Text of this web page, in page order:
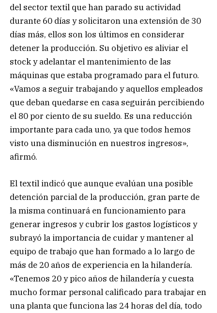
del sector textil que han parado su actividad
durante 60 días y solicitaron una extensión de 30
días más, ellos son los últimos en considerar
detener la producción. Su objetivo es aliviar el
stock y adelantar el mantenimiento de las
máquinas que estaba programado para el futuro.
«Vamos a seguir trabajando y aquellos empleados
que deban quedarse en casa seguirán percibiendo
el 80 por ciento de su sueldo. Es una reducción
importante para cada uno, ya que todos hemos
visto una disminución en nuestros ingresos»,
afirmó.
El textil indicó que aunque evalúan una posible
detención parcial de la producción, gran parte de
la misma continuará en funcionamiento para
generar ingresos y cubrir los gastos logísticos y
subrayó la importancia de cuidar y mantener al
equipo de trabajo que han formado a lo largo de
más de 20 años de experiencia en la hilandería.
«Tenemos 20 y pico años de hilandería y cuesta
mucho formar personal calificado para trabajar en
una planta que funciona las 24 horas del día, todo